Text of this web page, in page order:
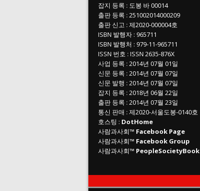
잡지 등록 : 도봉 바 00014
출판 등록 : 251002014000209
출판 신고 : 제2020-000004호
ISBN 발행자 : 965711
ISBN 발행처 : 979-11-965711
ISSN 번호 : ISSN 2635-876X
사업 등록 : 2014년 07월 01일
신문 등록 : 2014년 07월 07일
신문 발행 : 2014년 07월 07일
잡지 등록 : 2018년 06월 22일
출판 등록 : 2014년 07월 23일
통신 판매 : 제2020-서울도봉-0140호
호스팅 : DotHome
사람과사회™ Facebook Page
사람과사회™ Facebook Group
사람과사회™ PeopleSocietyBook